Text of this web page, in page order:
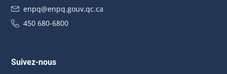
enpq@enpq.gouv.qc.ca
450 680-6800
Suivez-nous